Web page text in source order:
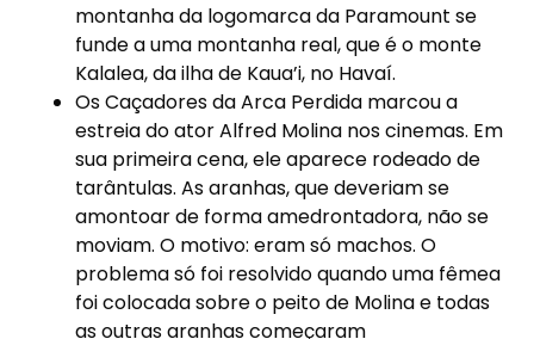
montanha da logomarca da Paramount se
funde a uma montanha real, que é o monte
Kalalea, da ilha de Kaua’i, no Havaí.
Os Caçadores da Arca Perdida marcou a
estreia do ator Alfred Molina nos cinemas. Em
sua primeira cena, ele aparece rodeado de
tarântulas. As aranhas, que deveriam se
amontoar de forma amedrontadora, não se
moviam. O motivo: eram só machos. O
problema só foi resolvido quando uma fêmea
foi colocada sobre o peito de Molina e todas
as outras aranhas começaram